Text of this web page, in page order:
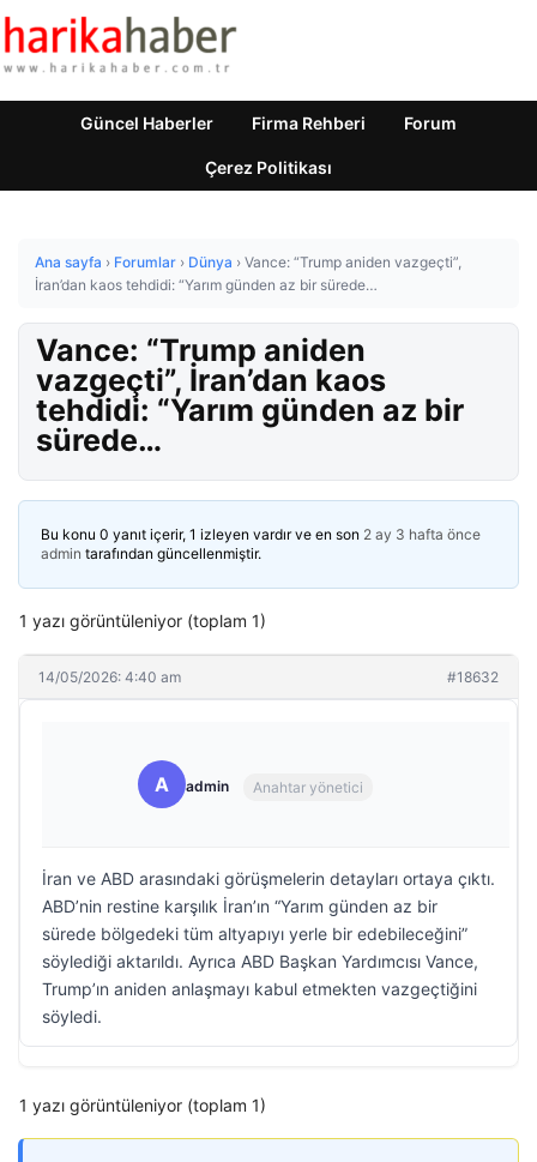
Güncel Haberler Firma Rehberi Forum
Çerez Politikası
Ana sayfa › Forumlar › Dünya › Vance: “Trump aniden vazgeçti”,
İran’dan kaos tehdidi: “Yarım günden az bir sürede…
Vance: “Trump aniden
vazgeçti”, İran’dan kaos
tehdidi: “Yarım günden az bir
sürede…
Bu konu 0 yanıt içerir, 1 izleyen vardır ve en son 2 ay 3 hafta önce
admin tarafından güncellenmiştir.
1 yazı görüntüleniyor (toplam 1)
14/05/2026: 4:40 am #18632
A admin Anahtar yönetici
İran ve ABD arasındaki görüşmelerin detayları ortaya çıktı.
ABD’nin restine karşılık İran’ın “Yarım günden az bir
sürede bölgedeki tüm altyapıyı yerle bir edebileceğini”
söylediği aktarıldı. Ayrıca ABD Başkan Yardımcısı Vance,
Trump’ın aniden anlaşmayı kabul etmekten vazgeçtiğini
söyledi.
1 yazı görüntüleniyor (toplam 1)